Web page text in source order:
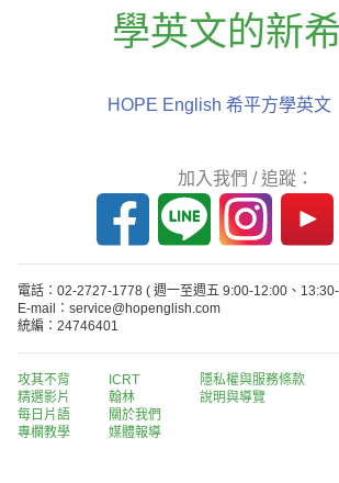
學英文的新
HOPE English 希平方學英文
加入我們 / 追蹤：
電話：02-2727-1778 ( 週一至週五 9:00-12:00、
E-mail：service@hopenglish.com
統編：24746401
攻其不背
精選影片
每日片語
專欄教學
ICRT
翰林
關於我們
媒體報導
隱私權與服務條款
說明與導覽